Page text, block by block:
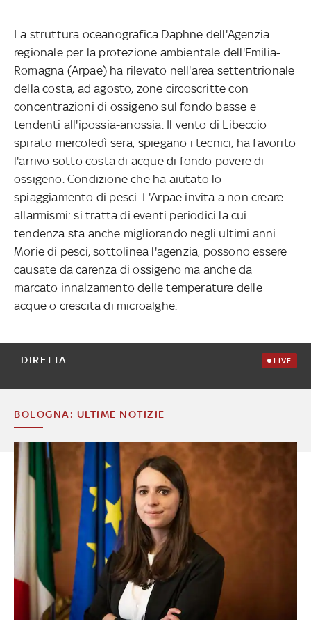
La struttura oceanografica Daphne dell'Agenzia
regionale per la protezione ambientale dell'Emilia-
Romagna (Arpae) ha rilevato nell'area settentrionale
della costa, ad agosto, zone circoscritte con
concentrazioni di ossigeno sul fondo basse e
tendenti all'ipossia-anossia. Il vento di Libeccio
spirato mercoledì sera, spiegano i tecnici, ha favorito
l'arrivo sotto costa di acque di fondo povere di
ossigeno. Condizione che ha aiutato lo
spiaggiamento di pesci. L'Arpae invita a non creare
allarmismi: si tratta di eventi periodici la cui
tendenza sta anche migliorando negli ultimi anni.
Morie di pesci, sottolinea l'agenzia, possono essere
causate da carenza di ossigeno ma anche da
marcato innalzamento delle temperature delle
acque o crescita di microalghe.
DIRETTA LIVE
BOLOGNA: ULTIME NOTIZIE